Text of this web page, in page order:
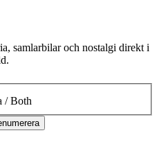
samlarbilar och nostalgi direkt i
/ Both